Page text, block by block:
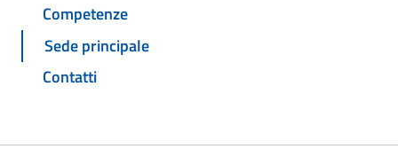
Competenze
Sede principale
Contatti